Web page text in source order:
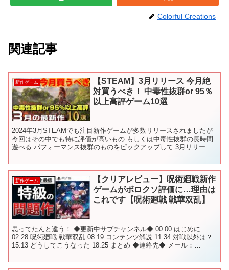
Colorful Creations
関連記事
新作ゲーム
【STEAM】3月リリース 今月絶
対買うべき！ 中毒性抜群or 95％
以上高評ゲーム10選
2024年3月STEAMでも注目新作ゲームが多数リリースされましたが
今回はその中でも特に評価が高いもの もしくは中毒性抜群の長時間
遊べる パフォーマンス抜群のものをピックアップして 3月リリース
新作ゲーム
【クリアレビュー】呪術廻戦新作
ゲームがボロクソ評価に…理由は
これです【呪術廻戦 戦華双乱】
思ってたんと違う！ ◆更新中サブチャンネル◆ 00:00 はじめに
02:28 呪術廻戦 戦華双乱 08:19 コンテンツ解説 11:34 対戦以外は？
15:13 どうしてこうなった 18:25 まとめ ◆連絡先◆ メール：